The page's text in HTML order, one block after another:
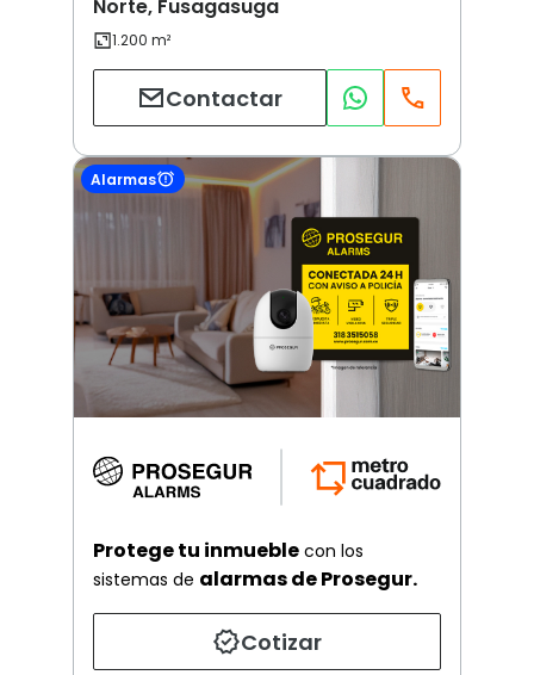
Norte, Fusagasuga
Contactar
Alarmas
Protege tu inmueble con los
sistemas de alarmas de Prosegur.
Cotizar